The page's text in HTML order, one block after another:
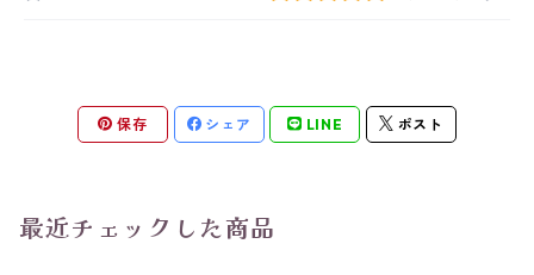
保存 シェア LINE ポスト
最近チェックした商品